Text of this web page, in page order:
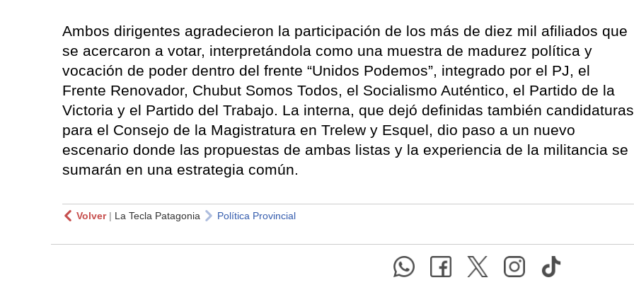
Ambos dirigentes agradecieron la participación de los más de diez mil afiliados que
se acercaron a votar, interpretándola como una muestra de madurez política y
vocación de poder dentro del frente “Unidos Podemos”, integrado por el PJ, el
Frente Renovador, Chubut Somos Todos, el Socialismo Auténtico, el Partido de la
Victoria y el Partido del Trabajo. La interna, que dejó definidas también candidaturas
para el Consejo de la Magistratura en Trelew y Esquel, dio paso a un nuevo
escenario donde las propuestas de ambas listas y la experiencia de la militancia se
sumarán en una estrategia común.
Volver| La Tecla Patagonia Política Provincial